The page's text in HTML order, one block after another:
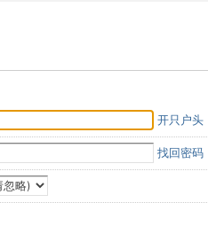
开只户头
找回密码